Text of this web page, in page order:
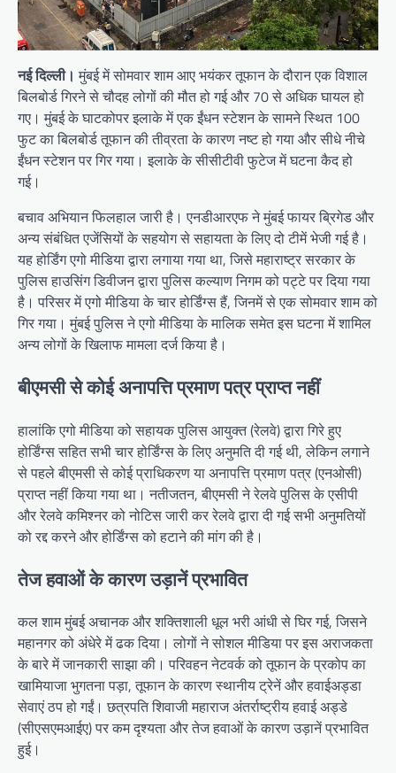
नई दिल्ली। मुंबई में सोमवार शाम आए भयंकर तूफान के दौरान एक विशाल
बिलबोर्ड गिरने से चौदह लोगों की मौत हो गई और 70 से अधिक घायल हो
गए। मुंबई के घाटकोपर इलाके में एक ईंधन स्टेशन के सामने स्थित 100
फुट का बिलबोर्ड तूफान की तीव्रता के कारण नष्ट हो गया और सीधे नीचे
ईंधन स्टेशन पर गिर गया। इलाके के सीसीटीवी फुटेज में घटना कैद हो
गई।
बचाव अभियान फिलहाल जारी है। एनडीआरएफ ने मुंबई फायर ब्रिगेड और
अन्य संबंधित एजेंसियों के सहयोग से सहायता के लिए दो टीमें भेजी गई है।
यह होर्डिंग एगो मीडिया द्वारा लगाया गया था, जिसे महाराष्ट्र सरकार के
पुलिस हाउसिंग डिवीजन द्वारा पुलिस कल्याण निगम को पट्टे पर दिया गया
है। परिसर में एगो मीडिया के चार होर्डिंग्स हैं, जिनमें से एक सोमवार शाम को
गिर गया। मुंबई पुलिस ने एगो मीडिया के मालिक समेत इस घटना में शामिल
अन्य लोगों के खिलाफ मामला दर्ज किया है।
बीएमसी से कोई अनापत्ति प्रमाण पत्र प्राप्त नहीं
हालांकि एगो मीडिया को सहायक पुलिस आयुक्त (रेलवे) द्वारा गिरे हुए
होर्डिंग्स सहित सभी चार होर्डिंग्स के लिए अनुमति दी गई थी, लेकिन लगाने
से पहले बीएमसी से कोई प्राधिकरण या अनापत्ति प्रमाण पत्र (एनओसी)
प्राप्त नहीं किया गया था। नतीजतन, बीएमसी ने रेलवे पुलिस के एसीपी
और रेलवे कमिश्नर को नोटिस जारी कर रेलवे द्वारा दी गई सभी अनुमतियों
को रद्द करने और होर्डिंग्स को हटाने की मांग की है।
तेज हवाओं के कारण उड़ानें प्रभावित
कल शाम मुंबई अचानक और शक्तिशाली धूल भरी आंधी से घिर गई, जिसने
महानगर को अंधेरे में ढक दिया। लोगों ने सोशल मीडिया पर इस अराजकता
के बारे में जानकारी साझा की। परिवहन नेटवर्क को तूफान के प्रकोप का
खामियाजा भुगतना पड़ा, तूफान के कारण स्थानीय ट्रेनें और हवाईअड्डा
सेवाएं ठप हो गईं। छत्रपति शिवाजी महाराज अंतर्राष्ट्रीय हवाई अड्डे
(सीएसएमआईए) पर कम दृश्यता और तेज हवाओं के कारण उड़ानें प्रभावित
हुई।